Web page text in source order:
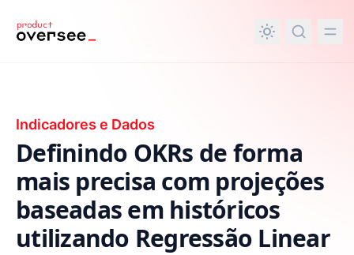
principal
Indicadores e Dados
Definindo OKRs de forma
mais precisa com projeções
baseadas em históricos
utilizando Regressão Linear